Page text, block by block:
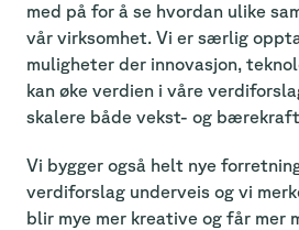
med på for å se hvordan ulike
vår virksomhet. Vi er særlig
muligheter der innovasjon,
kan øke verdien i våre
skalere både vekst- og
Vi bygger også helt nye
verdiforslag underveis og vi
blir mye mer kreative og får mer